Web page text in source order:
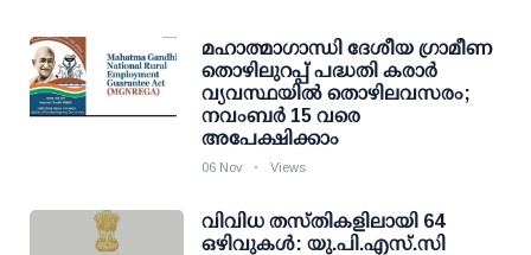
മഹാത്മാഗാന്ധി ദേശീയ ഗ്രാമീണ
തൊഴിലുറപ്പ് പദ്ധതി കരാര്‍
വ്യവസ്ഥയില്‍ തൊഴിലവസരം;
നവംബര്‍ 15 വരെ
അപേക്ഷിക്കാം
06 Nov Views
വിവിധ തസ്തികളിലായി 64
ഒഴിവുകള്‍: യു.പി.എസ്.സി